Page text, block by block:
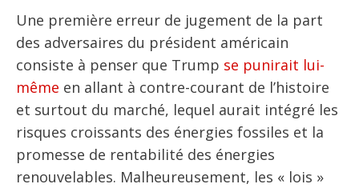
Une première erreur de jugement de la part
des adversaires du président américain
consiste à penser que Trump se punirait lui-
même en allant à contre-courant de l’histoire
et surtout du marché, lequel aurait intégré les
risques croissants des énergies fossiles et la
promesse de rentabilité des énergies
renouvelables. Malheureusement, les « lois »